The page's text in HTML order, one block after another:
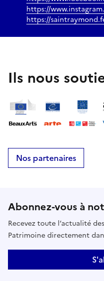
https://
https://
Ils nous
Nos partenaires
Abonnez-vous à
Recevez toute l’actualité
Patrimoine directement